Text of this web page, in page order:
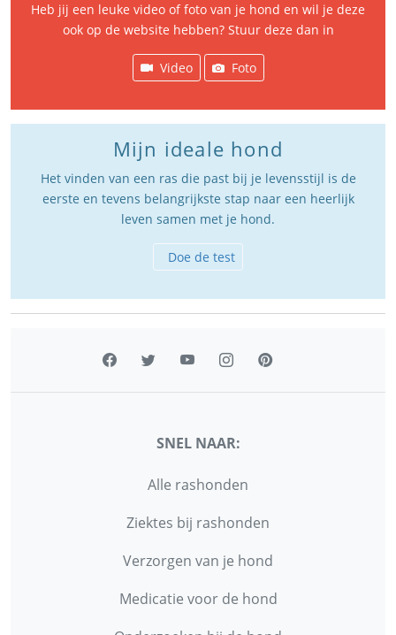
Heb jij een leuke video of foto van je hond en wil je deze
ook op de website hebben? Stuur deze dan in
Video Foto
Mijn ideale hond
Het vinden van een ras die past bij je levensstijl is de
eerste en tevens belangrijkste stap naar een heerlijk
leven samen met je hond.
Doe de test
SNEL NAAR:
Alle rashonden
Ziektes bij rashonden
Verzorgen van je hond
Medicatie voor de hond